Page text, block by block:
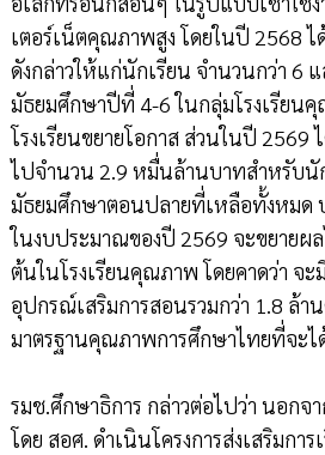
เตอร์เน็ตคุณภาพสูง โดยในปี 2568
ดังกล่าวให้แก่นักเรียน จำนวนกว่า 6
มัธยมศึกษาปีที่ 4-6 ในกลุ่มโรงเรียน
โรงเรียนขยายโอกาส ส่วนในปี 2569
ไปจำนวน 2.9 หมื่นล้านบาทสำหรับนั
มัธยมศึกษาตอนปลายที่เหลือทั้งหมด
ในงบประมาณของปี 2569 จะขยายผ
ต้นในโรงเรียนคุณภาพ โดยคาดว่า จะ
อุปกรณ์เสริมการสอนรวมกว่า 1.8 ล้า
มาตรฐานคุณภาพการศึกษาไทยที่จะ
รมช.ศึกษาธิการ กล่าวต่อไปว่า นอกจ
โดย สอศ. ดำเนินโครงการส่งเสริมกา